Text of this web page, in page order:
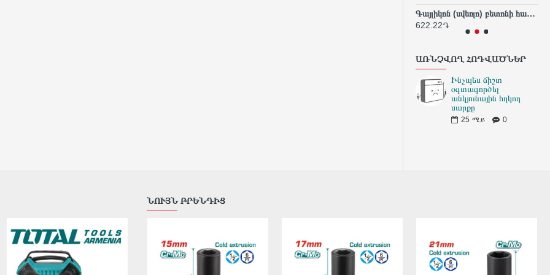
Գայլիկոն (սվեռլո) բետոնի համար 8x120 մմ
622.22֏
ԱՌՆՉՎՈՂ ՀՈԴՎԱԾՆԵՐ
Ինչպես ճիշտ
օգտագործել
անկյունային հղկող
սարքը
25 ሜይ 0
ՆՈՒՅՆ ԲՐԵՆԴԻՑ